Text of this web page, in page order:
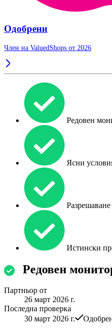
Одобрени
Член на ValuedShops от 2026
Редовен
Ясни
Истински
Редовен
Партньор от
26 март 2026 г.
Последна проверка
30 март 2026 г.